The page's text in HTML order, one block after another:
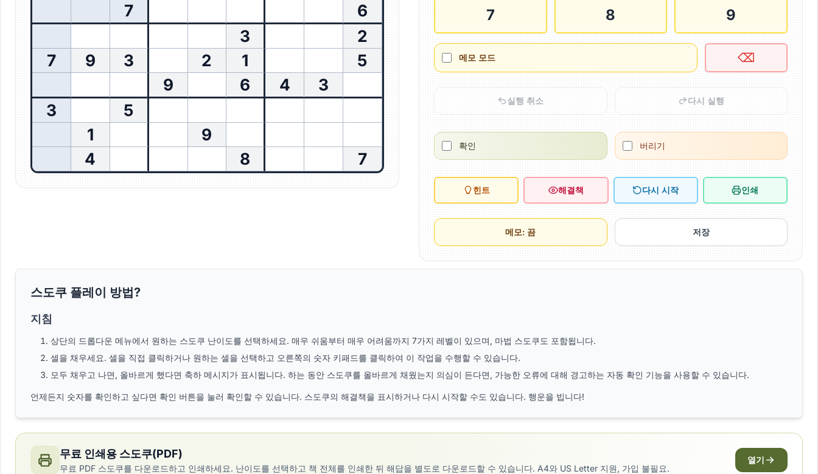
7
6
3
2
7
9 3 2 1
5
9
6 4
3
3
5
1
9
4
8 7
7 8 9
메모 모드 ⌫
실행 취소 다시 실행
확인 버리기
힌트 해결책 다시 시작 인쇄
메모: 끔 저장
스도쿠 플레이 방법?
지침
상단의 드롭다운 메뉴에서 원하는 스도쿠 난이도를 선택하세요. 매우 쉬움부터 매우 어려움까지 7가지 레벨이 있으며, 마법 스도쿠도 포함됩니다.
셀을 채우세요. 셀을 직접 클릭하거나 원하는 셀을 선택하고 오른쪽의 숫자 키패드를 클릭하여 이 작업을 수행할 수 있습니다.
모두 채우고 나면, 올바르게 했다면 축하 메시지가 표시됩니다. 하는 동안 스도쿠를 올바르게 채웠는지 의심이 든다면, 가능한 오류에 대해 경고하는 자동 확인 기능을 사용할 수 있습니다.
언제든지 숫자를 확인하고 싶다면 확인 버튼을 눌러 확인할 수 있습니다. 스도쿠의 해결책을 표시하거나 다시 시작할 수도 있습니다. 행운을 빕니다!
무료 인쇄용 스도쿠(PDF)
무료 PDF 스도쿠를 다운로드하고 인쇄하세요. 난이도를 선택하고 책 전체를 인쇄한 뒤 해답을 별도로 다운로드할 수 있습니다. A4와 US Letter 지원, 가입 불필요.
열기